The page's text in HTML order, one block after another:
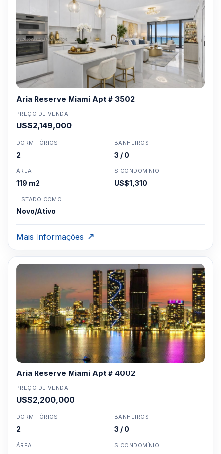
Aria Reserve Miami Apt # 3502
PREÇO DE VENDA
US$2,149,000
DORMITÓRIOS
2
BANHEIROS
3 / 0
ÁREA
119 m2
$ CONDOMÍNIO
US$1,310
LISTADO COMO
Novo/Ativo
Mais Informações
Aria Reserve Miami Apt # 4002
PREÇO DE VENDA
US$2,200,000
DORMITÓRIOS
2
BANHEIROS
3 / 0
ÁREA $ CONDOMÍNIO